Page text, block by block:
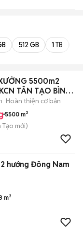
512 GB 1 TB
5500m2
TÂN TẠO BÌNH
Hoàn thiện cơ bản
5500 m²
Tạo mới)
hướng Đông Nam
m²